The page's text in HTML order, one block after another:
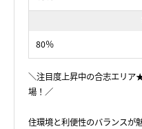
80％
＼注目度上昇中の合志エリ
場！／
住環境と利便性のバランスが